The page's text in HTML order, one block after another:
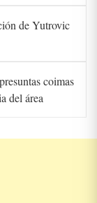
de Yutrovic
coimas
del área